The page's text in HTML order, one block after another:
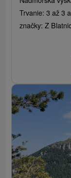
Trvanie: 3 až 3
značky: Z